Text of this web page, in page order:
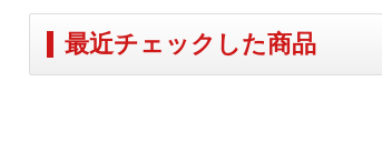
最近チェックした商品